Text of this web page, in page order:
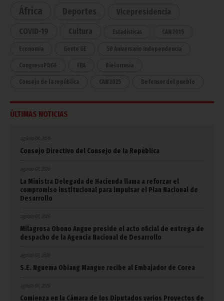
África
Deportes Vicepresidencia
COVID-19 Cultura Estadísticas CAN 2015
Economía Gente GE 50 Aniversario Independencia
CongresoPDGE FIJA Bielorrusia
Consejo de la república CAN 2025 Defensor del pueblo
ÚLTIMAS NOTICIAS
Consejo Directivo del Consejo de la República
agosto 07, 2026
La Ministra Delegada de Hacienda llama a reforzar el
compromiso institucional para impulsar el Plan Nacional de
Desarrollo
agosto 07, 2026
Milagrosa Obono Angue preside el acto oficial de entrega de
despacho de la Agencia Nacional de Desarrollo
agosto 07, 2026
S.E. Nguema Obiang Mangue recibe al Embajador de Corea
agosto 07, 2026
Comienza en la Cámara de los Diputados varios Proyectos de